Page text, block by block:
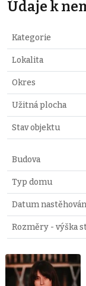
Údaje k
Kategorie
Lokalita
Okres
Užitná plocha
Stav objektu
Budova
Typ domu
Datum
Rozměry - výška